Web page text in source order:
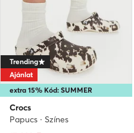
extra 15% Kód: SUMMER
Trending
Ajánlat
Crocs
Papucs · Színes